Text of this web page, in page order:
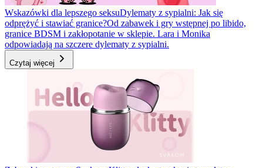
Wskazówki dla lepszego seksuDylematy z sypialni: Jak się
odprężyć i stawiać granice?Od zabawek i gry wstępnej po libido,
granice BDSM i zakłopotanie w sklepie. Lara i Monika
odpowiadają na szczere dylematy z sypialni.
Czytaj więcej